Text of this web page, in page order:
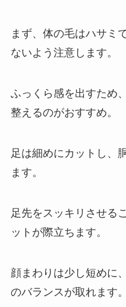
まず、体の毛はハサミ
ないよう注意します。
ふっくら感を出すため
整えるのがおすすめ。
足は細めにカットし、
ます。
足先をスッキリさせる
ットが際立ちます。
顔まわりは少し短めに
のバランスが取れます。